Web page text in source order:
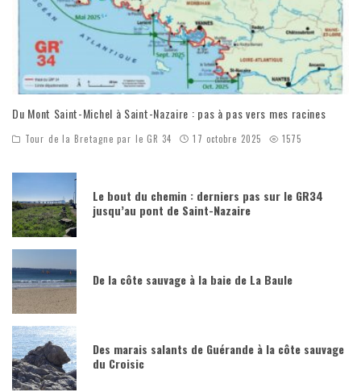
Du Mont Saint-Michel à Saint-Nazaire : pas à pas vers mes racines
Tour de la Bretagne par le GR 34 17 octobre 2025 1575
Le bout du chemin : derniers pas sur le GR34
jusqu’au pont de Saint-Nazaire
De la côte sauvage à la baie de La Baule
Des marais salants de Guérande à la côte sauvage
du Croisic